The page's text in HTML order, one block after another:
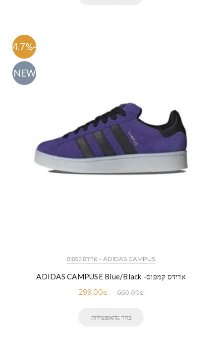
-54.7%
NEW
ADIDAS CAMPUS – אדידס קמפוס
אדידס קמפוס- ADIDAS CAMPUSE Blue/Black
660.00₪
299.00₪
בחר מהאפשרויות